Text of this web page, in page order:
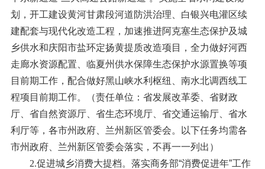
划，开工建设黄河甘肃段河道防洪治理、白银兴电灌区续
建配套与现代化改造工程，加速推进阿克塞生态保护及城
乡供水和庆阳市盐环定扬黄提质改造项目，全力做好河西
走廊水资源配置、临夏州供水保障生态保护水源置换等项
目前期工作，配合做好黑山峡水利枢纽、南水北调西线工
程项目前期工作。（责任单位：省发展改革委、省财政
厅、省自然资源厅、省生态环境厅、省交通运输厅、省水
利厅等，各市州政府、兰州新区管委会。以下任务均需各
市州政府、兰州新区管委会落实，不再一一列出）
2.促进城乡消费大提档。 落实商务部“消费促进年”工作